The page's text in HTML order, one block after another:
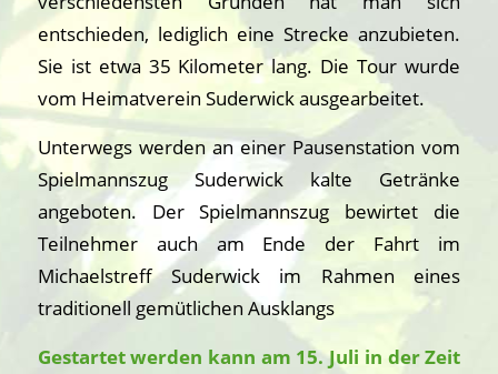
entschieden, lediglich eine Strecke anzubieten.
Sie ist etwa 35 Kilometer lang. Die Tour wurde
vom Heimatverein Suderwick ausgearbeitet.
Unterwegs werden an einer Pausenstation vom
Spielmannszug Suderwick kalte Getränke
angeboten. Der Spielmannszug bewirtet die
Teilnehmer auch am Ende der Fahrt im
Michaelstreff Suderwick im Rahmen eines
traditionell gemütlichen Ausklangs
Gestartet werden kann am 15. Juli in der Zeit